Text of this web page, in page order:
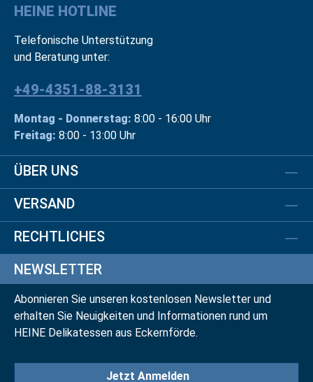
HEINE HOTLINE
Telefonische Unterstützung
und Beratung unter:
+49-4351-88-3131
Montag - Donnerstag: 8:00 - 16:00 Uhr
Freitag: 8:00 - 13:00 Uhr
ÜBER UNS
VERSAND
RECHTLICHES
NEWSLETTER
Abonnieren Sie unseren kostenlosen Newsletter und
erhalten Sie Neuigkeiten und Informationen rund um
HEINE Delikatessen aus Eckernförde.
Jetzt Anmelden